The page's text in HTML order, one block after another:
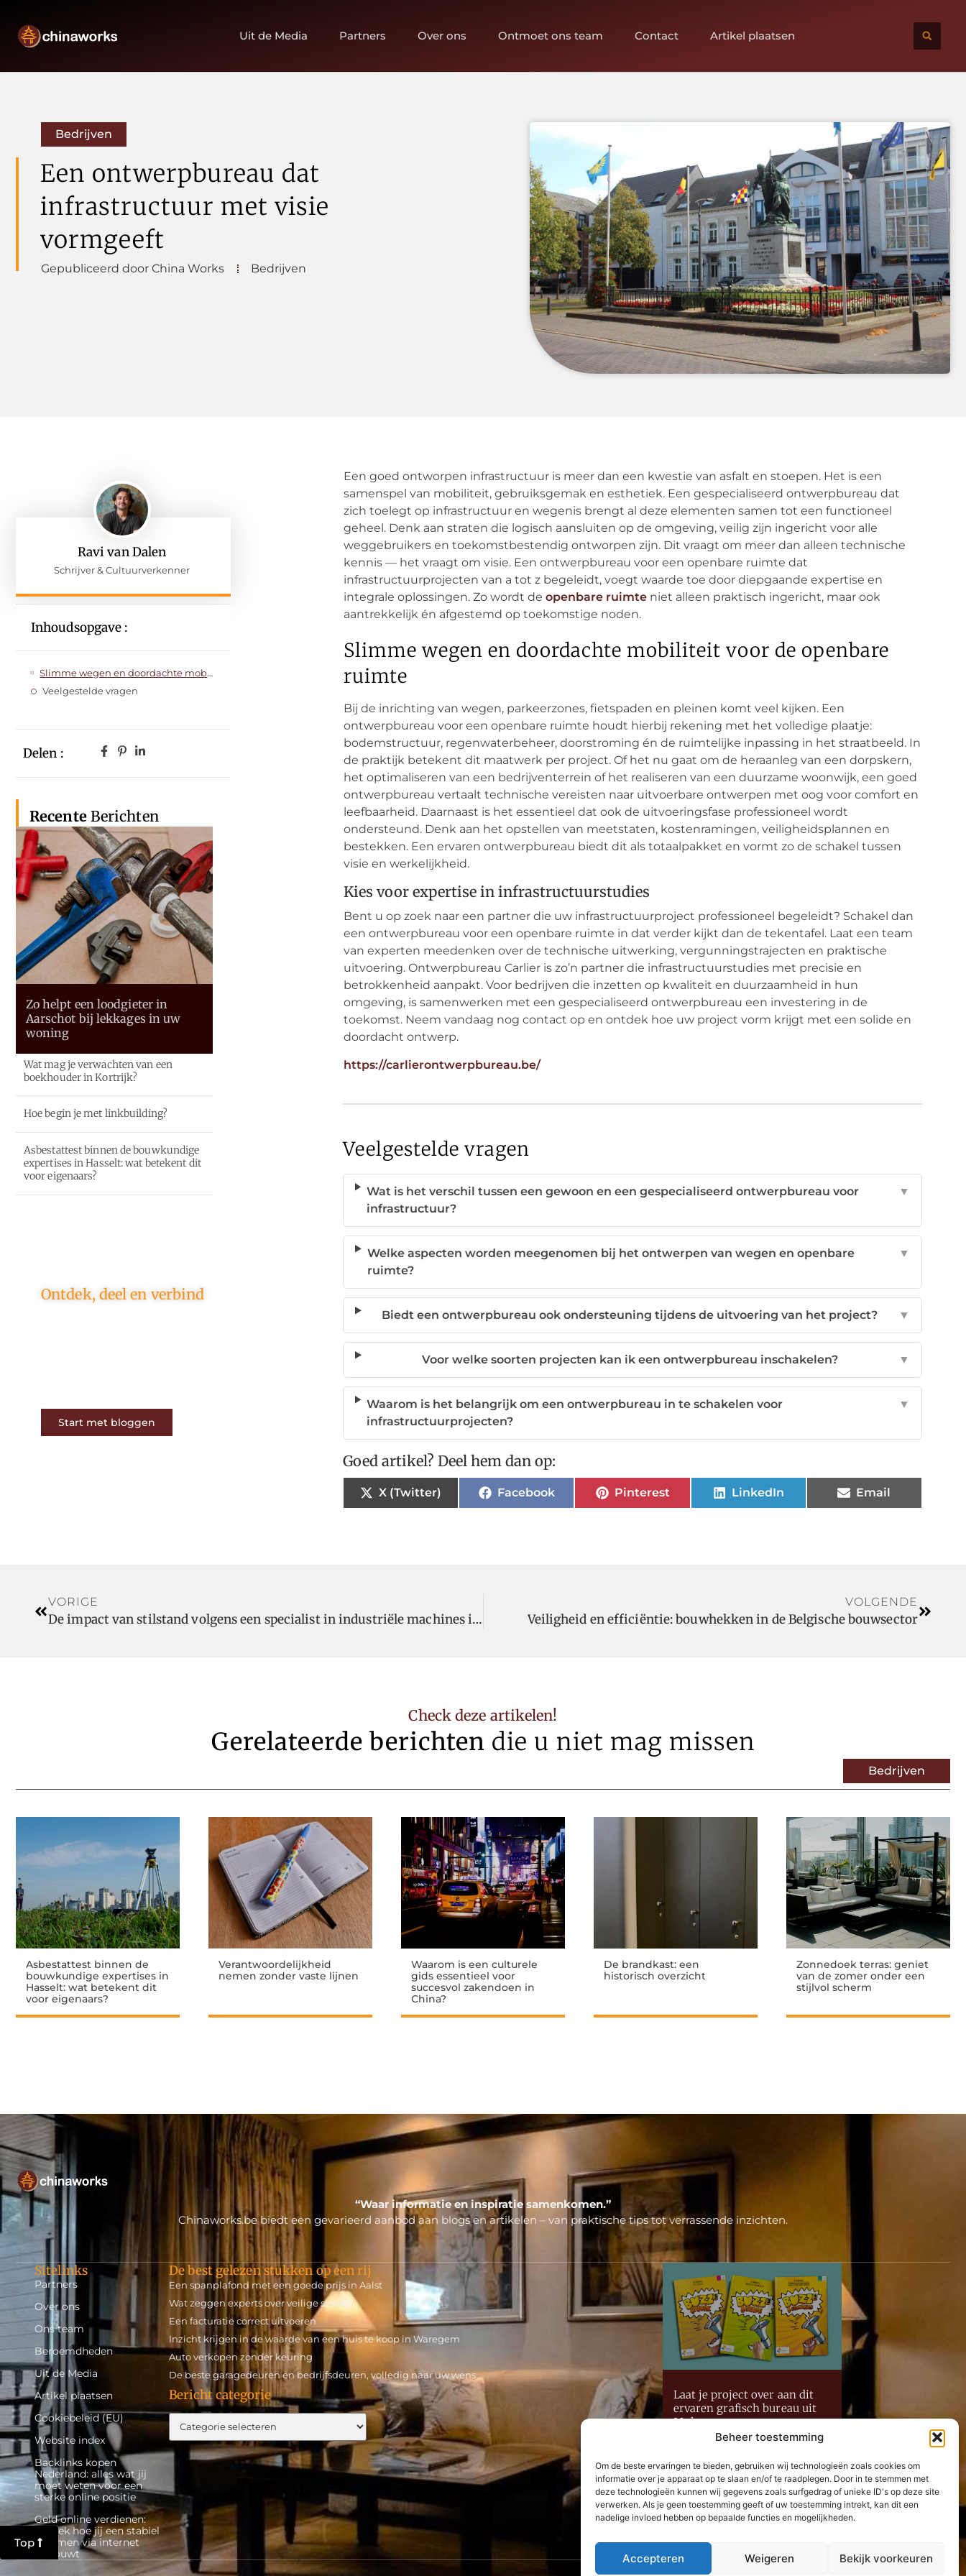
Beheer toestemming
Om de beste ervaringen te bieden, gebruiken wij technologieën zoals cookies om
informatie over je apparaat op te slaan en/of te raadplegen. Door in te stemmen met
deze technologieën kunnen wij gegevens zoals surfgedrag of unieke ID's op deze site
verwerken. Als je geen toestemming geeft of uw toestemming intrekt, kan dit een
nadelige invloed hebben op bepaalde functies en mogelijkheden.
Accepteren Weigeren Bekijk voorkeuren
Uit de Media Partners Over ons Ontmoet ons team Contact Artikel plaatsen
Top
Bedrijven
Een ontwerpbureau dat
infrastructuur met visie
vormgeeft
Gepubliceerd door China Works Bedrijven
Ravi van Dalen
Schrijver & Cultuurverkenner
Inhoudsopgave :
Slimme wegen en doordachte mobiliteit voor de openbare ruimte
Veelgestelde vragen
Delen :
RecenteBerichten
Zo helpt een loodgieter in
Aarschot bij lekkages in uw
woning
Wat mag je verwachten van een
boekhouder in Kortrijk?
Hoe begin je met linkbuilding?
Asbestattest binnen de bouwkundige
expertises in Hasselt: wat betekent dit
voor eigenaars?
Ontdek, deel en verbind
Start met bloggen
Een goed ontworpen infrastructuur is meer dan een kwestie van asfalt en stoepen. Het is een
samenspel van mobiliteit, gebruiksgemak en esthetiek. Een gespecialiseerd ontwerpbureau dat
zich toelegt op infrastructuur en wegenis brengt al deze elementen samen tot een functioneel
geheel. Denk aan straten die logisch aansluiten op de omgeving, veilig zijn ingericht voor alle
weggebruikers en toekomstbestendig ontworpen zijn. Dit vraagt om meer dan alleen technische
kennis — het vraagt om visie. Een ontwerpbureau voor een openbare ruimte dat
infrastructuurprojecten van a tot z begeleidt, voegt waarde toe door diepgaande expertise en
integrale oplossingen. Zo wordt de openbare ruimte niet alleen praktisch ingericht, maar ook
aantrekkelijk én afgestemd op toekomstige noden.
Slimme wegen en doordachte mobiliteit voor de openbare
ruimte
Bij de inrichting van wegen, parkeerzones, fietspaden en pleinen komt veel kijken. Een
ontwerpbureau voor een openbare ruimte houdt hierbij rekening met het volledige plaatje:
bodemstructuur, regenwaterbeheer, doorstroming én de ruimtelijke inpassing in het straatbeeld. In
de praktijk betekent dit maatwerk per project. Of het nu gaat om de heraanleg van een dorpskern,
het optimaliseren van een bedrijventerrein of het realiseren van een duurzame woonwijk, een goed
ontwerpbureau vertaalt technische vereisten naar uitvoerbare ontwerpen met oog voor comfort en
leefbaarheid. Daarnaast is het essentieel dat ook de uitvoeringsfase professioneel wordt
ondersteund. Denk aan het opstellen van meetstaten, kostenramingen, veiligheidsplannen en
bestekken. Een ervaren ontwerpbureau biedt dit als totaalpakket en vormt zo de schakel tussen
visie en werkelijkheid.
Kies voor expertise in infrastructuurstudies
Bent u op zoek naar een partner die uw infrastructuurproject professioneel begeleidt? Schakel dan
een ontwerpbureau voor een openbare ruimte in dat verder kijkt dan de tekentafel. Laat een team
van experten meedenken over de technische uitwerking, vergunningstrajecten en praktische
uitvoering. Ontwerpbureau Carlier is zo’n partner die infrastructuurstudies met precisie en
betrokkenheid aanpakt. Voor bedrijven die inzetten op kwaliteit en duurzaamheid in hun
omgeving, is samenwerken met een gespecialiseerd ontwerpbureau een investering in de
toekomst. Neem vandaag nog contact op en ontdek hoe uw project vorm krijgt met een solide en
doordacht ontwerp.
https://carlierontwerpbureau.be/
Veelgestelde vragen
Wat is het verschil tussen een gewoon en een gespecialiseerd ontwerpbureau voor
infrastructuur?
▼
Welke aspecten worden meegenomen bij het ontwerpen van wegen en openbare
ruimte?
▼
Biedt een ontwerpbureau ook ondersteuning tijdens de uitvoering van het project? ▼
Voor welke soorten projecten kan ik een ontwerpbureau inschakelen? ▼
Waarom is het belangrijk om een ontwerpbureau in te schakelen voor
infrastructuurprojecten?
▼
Goed artikel? Deel hem dan op:
X (Twitter) Facebook Pinterest LinkedIn Email
VORIGE
De impact van stilstand volgens een specialist in industriële machines in Oost-Vlaanderen
VOLGENDE
Veiligheid en efficiëntie: bouwhekken in de Belgische bouwsector
Check deze artikelen!
Gerelateerde berichten die u niet mag missen
Bedrijven
Asbestattest binnen de
bouwkundige expertises in
Hasselt: wat betekent dit
voor eigenaars?
Verantwoordelijkheid
nemen zonder vaste lijnen
Waarom is een culturele
gids essentieel voor
succesvol zakendoen in
China?
De brandkast: een
historisch overzicht
Zonnedoek terras: geniet
van de zomer onder een
stijlvol scherm
“Waar informatie en inspiratie samenkomen.”
Chinaworks.be biedt een gevarieerd aanbod aan blogs en artikelen – van praktische tips tot verrassende inzichten.
Sitelinks
Partners
Over ons
Ons team
Beroemdheden
Uit de Media
Artikel plaatsen
Cookiebeleid (EU)
Website index
Backlinks kopen
Nederland: alles wat jij
moet weten voor een
sterke online positie
Geld online verdienen:
ontdek hoe jij een stabiel
inkomen via internet
opbouwt
De best gelezen stukken op een rij
Een spanplafond met een goede prijs in Aalst
Wat zeggen experts over veilige sloten?
Een facturatie correct uitvoeren
Inzicht krijgen in de waarde van een huis te koop in Waregem
Auto verkopen zonder keuring
De beste garagedeuren en bedrijfsdeuren, volledig naar uw wens
Bericht categorie
Laat je project over aan dit
ervaren grafisch bureau uit
Mol
Lees Verder »
Neem contact met ons op